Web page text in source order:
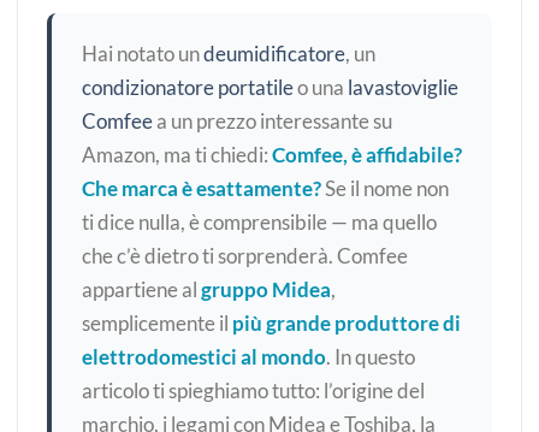
Hai notato undeumidificatore, un
condizionatore portatileo una lavastoviglie
Comfeea un prezzo interessante su
Amazon, ma ti chiedi:Comfee, è affidabile?
Che marca è esattamente?Se il nome non
ti dice nulla, è comprensibile — ma quello
che c’è dietro ti sorprenderà. Comfee
appartiene algruppo Midea,
semplicemente il più grande produttore di
elettrodomestici al mondo. In questo
articolo ti spieghiamo tutto: l’origine del
marchio, i legami con Midea e Toshiba, la